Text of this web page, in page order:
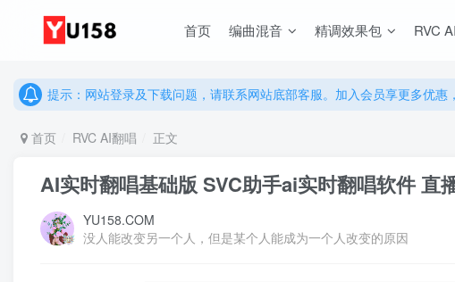
首页 编曲混音 精调效果包 RVC
提示：网站登录及下载问题，请联系网站底部客服。加入会员享更多优惠
提示：网站登录及下载问题，请联系网站底部客服。加入会员享更多优惠
首页 RVC AI翻唱 正文
AI实时翻唱基础版 SVC助手ai实时翻唱软件 直
YU158.COM
没人能改变另一个人，但是某个人能成为一个人改变的原因